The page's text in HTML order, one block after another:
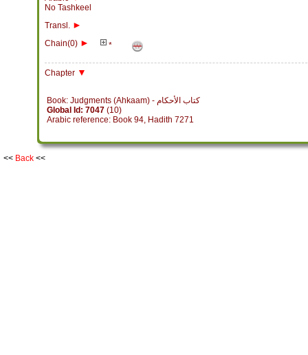
No Tashkeel
Transl. ►
Chain(0) ► *
Chapter ▼
Book: Judgments (Ahkaam) - كتاب الأحكام
Global Id: 7047(10)
Arabic reference: Book 94, Hadith 7271
<< Back <<